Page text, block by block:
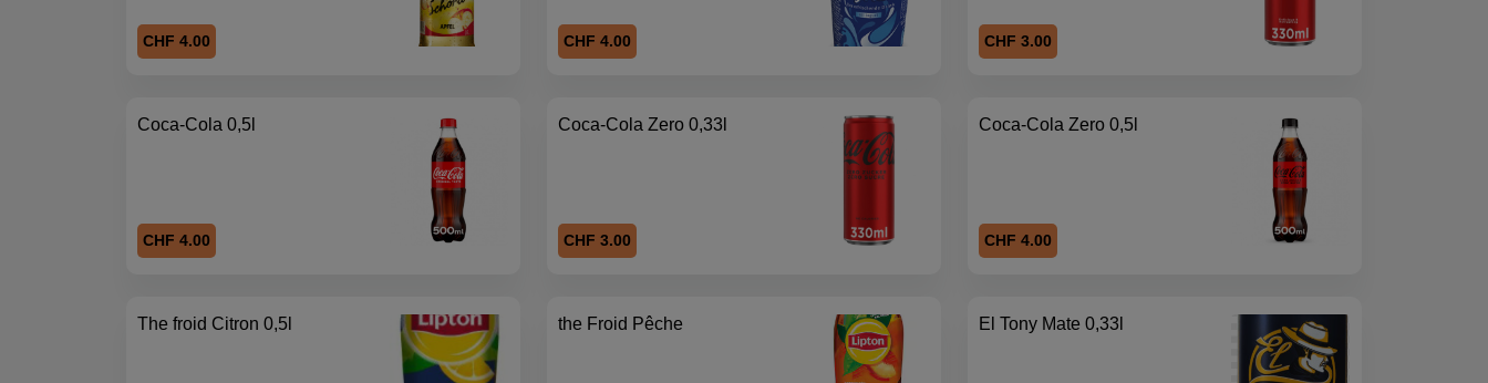
CHF 4.00 CHF 4.00 CHF 3.00
Coca-Cola 0,5l
CHF 4.00
Coca-Cola Zero 0,33l
CHF 3.00
Coca-Cola Zero 0,5l
CHF 4.00
The froid Citron 0,5l the Froid Pêche El Tony Mate 0,33l